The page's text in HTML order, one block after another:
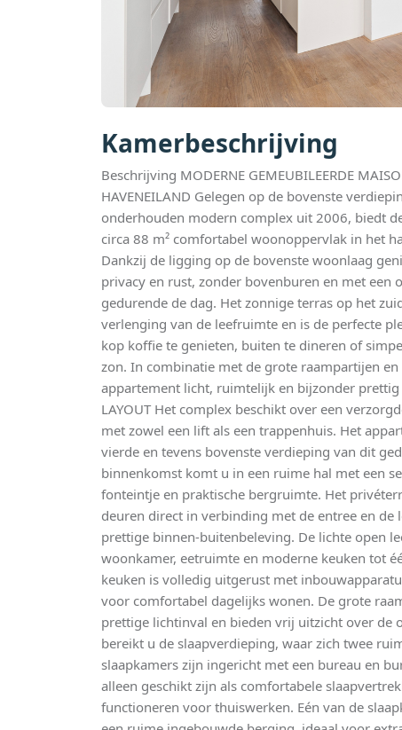
Kamerbeschrijving
Beschrijving MODERNE GEMEUBILEERDE
HAVENEILAND Gelegen op de bovenste
onderhouden modern complex uit 2006, biedt
circa 88 m² comfortabel woonoppervlak in het
Dankzij de ligging op de bovenste woonlaag
privacy en rust, zonder bovenburen en met een
gedurende de dag. Het zonnige terras op het
verlenging van de leefruimte en is de perfecte
kop koffie te genieten, buiten te dineren of
zon. In combinatie met de grote raampartijen
appartement licht, ruimtelijk en bijzonder
LAYOUT Het complex beschikt over een
met zowel een lift als een trappenhuis. Het
vierde en tevens bovenste verdieping van dit
binnenkomst komt u in een ruime hal met een
fonteintje en praktische bergruimte. Het
deuren direct in verbinding met de entree en
prettige binnen-buitenbeleving. De lichte open
woonkamer, eetruimte en moderne keuken tot
keuken is volledig uitgerust met
voor comfortabel dagelijks wonen. De grote
prettige lichtinval en bieden vrij uitzicht over de
bereikt u de slaapverdieping, waar zich twee
slaapkamers zijn ingericht met een bureau en
alleen geschikt zijn als comfortabele
functioneren voor thuiswerken. Eén van de